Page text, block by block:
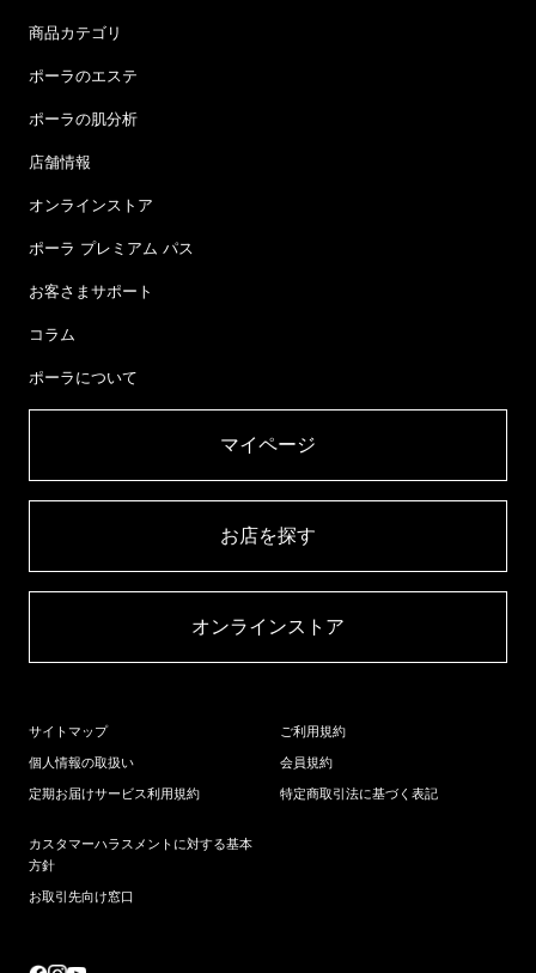
商品カテゴリ
ポーラのエステ
ポーラの肌分析
店舗情報
オンラインストア
ポーラ プレミアム パス
お客さまサポート
コラム
ポーラについて
マイページ​
お店を探す​
オンラインストア​
サイトマップ
個人情報の取扱い
定期お届けサービス利用規約
ご利用規約
会員規約
特定商取引法に基づく表記
カスタマーハラスメントに対する基本
方針
お取引先向け窓口